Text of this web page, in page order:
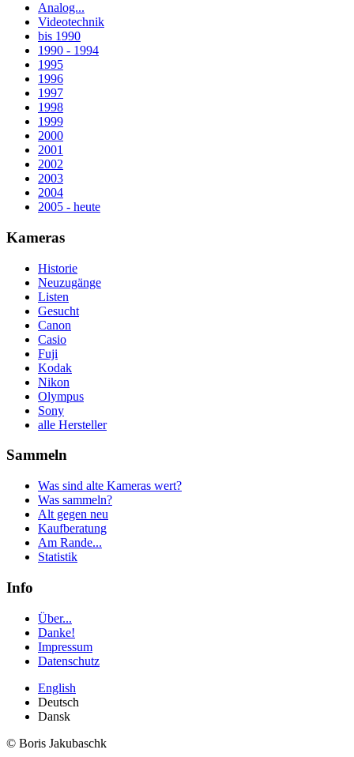
Analog...
Videotechnik
bis 1990
1990 - 1994
1995
1996
1997
1998
1999
2000
2001
2002
2003
2004
2005 - heute
Kameras
Historie
Neuzugänge
Listen
Gesucht
Canon
Casio
Fuji
Kodak
Nikon
Olympus
Sony
alle Hersteller
Sammeln
Was sind alte Kameras wert?
Was sammeln?
Alt gegen neu
Kaufberatung
Am Rande...
Statistik
Info
Über...
Danke!
Impressum
Datenschutz
English
Deutsch
Dansk
© Boris Jakubaschk